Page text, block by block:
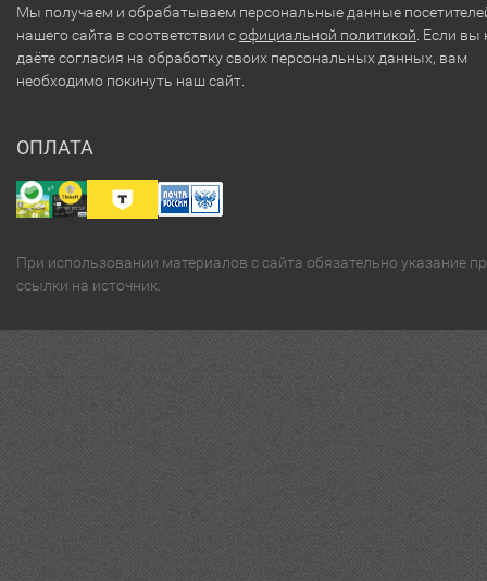
Мы получаем и обрабатываем персональные данные
нашего сайта в соответствии софициальной политикой . Если вы
даёте согласия на обработку своих персональных данных, вам
необходимо покинуть наш сайт.
ОПЛАТА
При использовании материалов с сайта обязательно указание
ссылки на источник.